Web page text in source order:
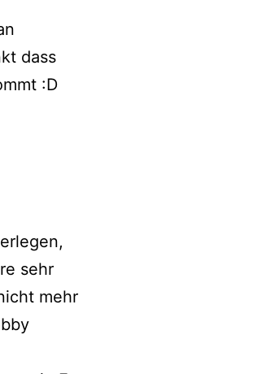
dass
:D
sehr
mehr